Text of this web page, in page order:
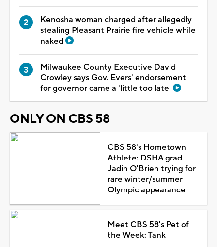
Kenosha woman charged after allegedly
stealing Pleasant Prairie fire vehicle while
naked
Milwaukee County Executive David
Crowley says Gov. Evers' endorsement
for governor came a 'little too late'
ONLY ON CBS 58
CBS 58's Hometown
Athlete: DSHA grad
Jadin O'Brien trying for
rare winter/summer
Olympic appearance
Meet CBS 58's Pet of
the Week: Tank